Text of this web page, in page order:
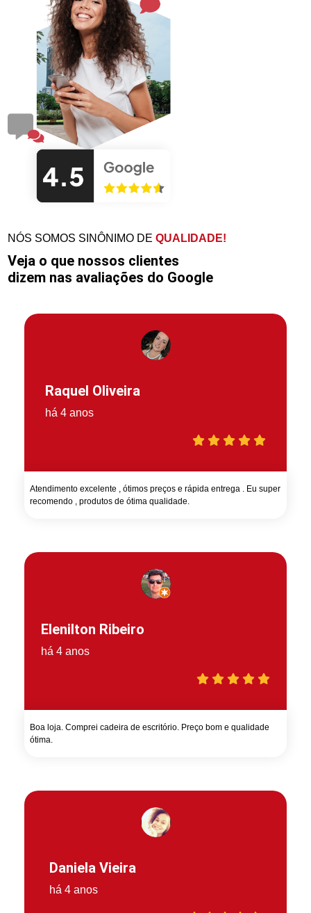
NÓS SOMOS SINÔNIMO DEQUALIDADE!
Veja o que nossos clientes
dizem nas avaliações do Google
Raquel Oliveira
há 4 anos
Atendimento excelente , ótimos preços e rápida entrega . Eu super
recomendo , produtos de ótima qualidade.
Elenilton Ribeiro
há 4 anos
Boa loja. Comprei cadeira de escritório. Preço bom e qualidade
ótima.
Daniela Vieira
há 4 anos